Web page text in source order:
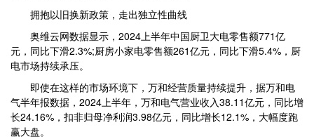
拥抱以旧换新政策，走出独立性曲线
奥维云网数据显示，2024上半年中国厨卫大电零售额771亿
元，同比下滑2.3%;厨房小家电零售额261亿元，同比下滑5.4%，厨
电市场持续承压。
即使在这样的市场环境下，万和经营质量持续提升，据万和电
气半年报数据，2024上半年，万和电气营业收入38.11亿元，同比增
长24.16%，扣非归母净利润3.98亿元，同比增长12.1%，大幅度跑
赢大盘。